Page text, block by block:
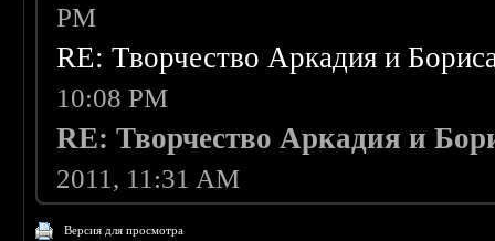
PM
RE: Творчество Аркадия и
10:08 PM
RE: Творчество Аркадия и
2011, 11:31 AM
Версия для просмотра